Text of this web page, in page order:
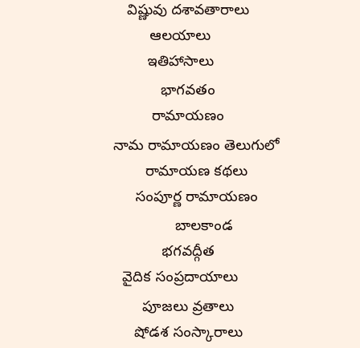
విష్ణువు దశావతారాలు
ఆలయాలు
ఇతిహాసాలు
భాగవతం
రామాయణం
నామ రామాయణం తెలుగులో
రామాయణ కథలు
సంపూర్ణ రామాయణం
బాలకాండ
భగవద్గీత
వైదిక సంప్రదాయాలు
పూజలు వ్రతాలు
షోడశ సంస్కారాలు